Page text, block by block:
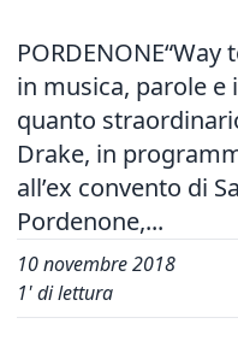
in musica, parole
quanto
Drake, in
all’ex convento di
Pordenone,...
10 novembre 2018
1' di lettura